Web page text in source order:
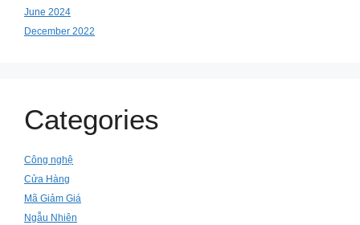
June 2024
December 2022
Categories
Công nghệ
Cửa Hàng
Mã Giảm Giá
Ngẫu Nhiên